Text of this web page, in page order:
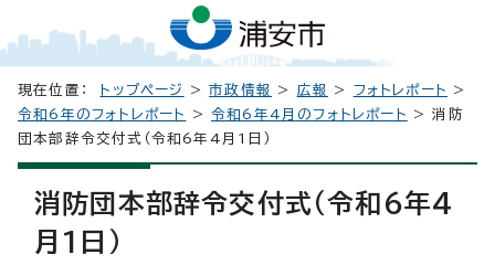
現在位置： トップページ >市政情報 > 広報 > フォトレポート
>
令和6年のフォトレポート
>令和6年4月のフォトレポート
> 消防
団本部辞令交付式（令和6年4月1日）
消防団本部辞令交付式（令和6年4
月1日）